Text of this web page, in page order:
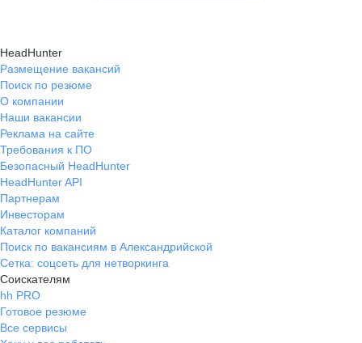
HeadHunter
Размещение вакансий
Поиск по резюме
О компании
Наши вакансии
Реклама на сайте
Требования к ПО
Безопасный HeadHunter
HeadHunter API
Партнерам
Инвесторам
Каталог компаний
Поиск по вакансиям в Александрийской
Сетка: соцсеть для нетворкинга
Соискателям
hh PRO
Готовое резюме
Все сервисы